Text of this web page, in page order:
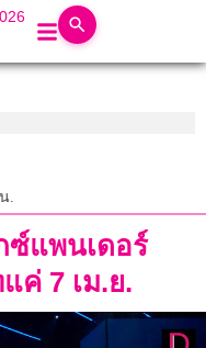
.
ซ์แพนเดอร์
ค่ 7 เม.ย.